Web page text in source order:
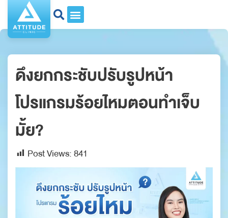
ดึงยกกระชับปรับรูปหน้า
โปรแกรมร้อยไหมตอนทำเจ็บ
มั้ย?
Post Views:841